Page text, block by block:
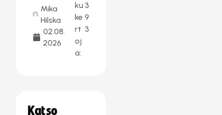
Mika
Hilska
02.08.
2026
ku
ke
rt
oj
a:
3
9
3
Katso